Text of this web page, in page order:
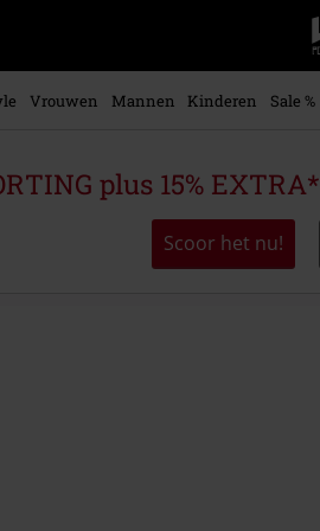
Vrouwen Mannen Kinderen Sale %
plus 15% EXTRA*
Scoor het nu!